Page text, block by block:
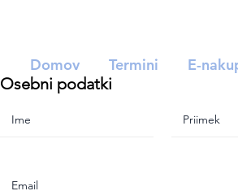
Osebni podatki
Domov Termini E-